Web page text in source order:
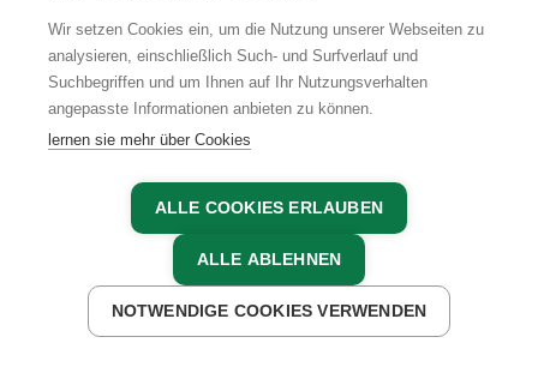
JETZT ANFRAGEN
JETZT ANFRAGEN
Wir setzen Cookies ein, um die Nutzung unserer Webseiten zu
analysieren, einschließlich Such- und Surfverlauf und
Suchbegriffen und um Ihnen auf Ihr Nutzungsverhalten
angepasste Informationen anbieten zu können.
lernen sie mehr über Cookies
ALLE COOKIES ERLAUBEN
ALLE ABLEHNEN
NOTWENDIGE COOKIES VERWENDEN